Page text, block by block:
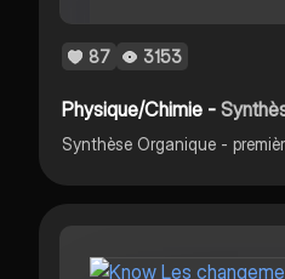
87 3153
Physique/Chimie -